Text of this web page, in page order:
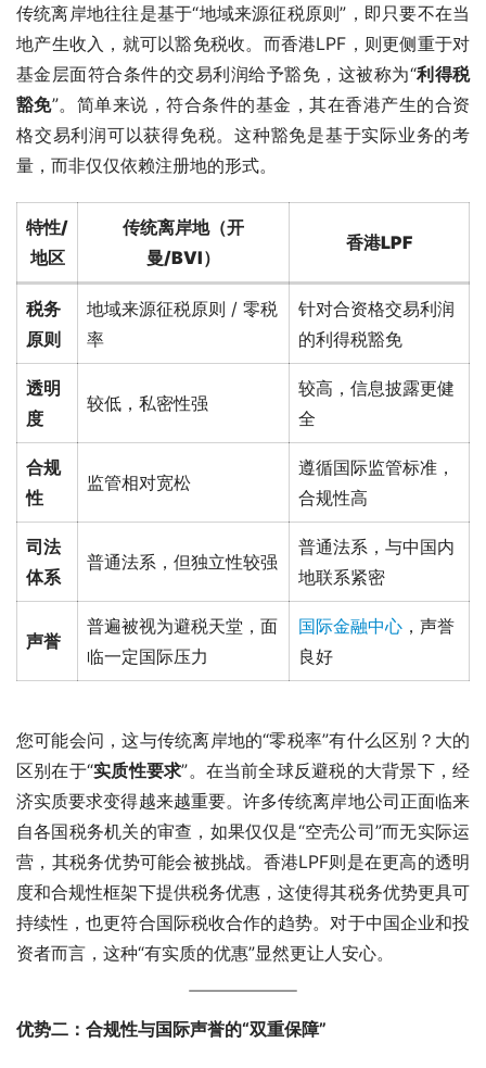
传统离岸地往往是基于“地域来源征税原则”，即只要不在当
地产生收入，就可以豁免税收。而香港LPF，则更侧重于对
基金层面符合条件的交易利润给予豁免，这被称为“利得税
豁免”。简单来说，符合条件的基金，其在香港产生的合资
格交易利润可以获得免税。这种豁免是基于实际业务的考
量，而非仅仅依赖注册地的形式。
特性/
地区
传统离岸地（开
曼/BVI）
香港LPF
税务
原则
地域来源征税原则 / 零税
率
针对合资格交易利润
的利得税豁免
透明
度
较低，私密性强
较高，信息披露更健
全
合规
性
监管相对宽松
遵循国际监管标准，
合规性高
司法
体系
普通法系，但独立性较强
普通法系，与中国内
地联系紧密
声誉
普遍被视为避税天堂，面
临一定国际压力
国际金融中心 ，声誉
良好
您可能会问，这与传统离岸地的“零税率”有什么区别？大的
区别在于“实质性要求”。在当前全球反避税的大背景下，经
济实质要求变得越来越重要。许多传统离岸地公司正面临来
自各国税务机关的审查，如果仅仅是“空壳公司”而无实际运
营，其税务优势可能会被挑战。香港LPF则是在更高的透明
度和合规性框架下提供税务优惠，这使得其税务优势更具可
持续性，也更符合国际税收合作的趋势。对于中国企业和投
资者而言，这种“有实质的优惠”显然更让人安心。
优势二：合规性与国际声誉的“双重保障”